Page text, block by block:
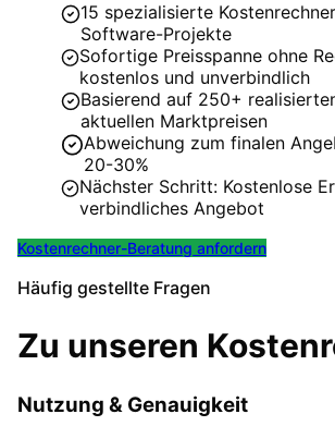
15 spezialisierte
Software-Projekte
Sofortige Preisspanne ohne
kostenlos und unverbindlich
Basierend auf 250+
aktuellen Marktpreisen
Abweichung zum finalen
20-30%
Nächster Schritt: Kostenlose
verbindliches Angebot
Kostenrechner-Beratung anfordern
Häufig gestellte Fragen
Zu unseren
Nutzung & Genauigkeit